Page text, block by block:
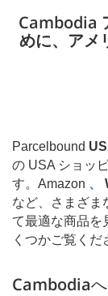
Cambodia
めに、アメ
Parcelbound
の USA ショッ
す。Amazon 、
など、さまざま
て最適な商品を
くつかご覧くだ
Cambodia